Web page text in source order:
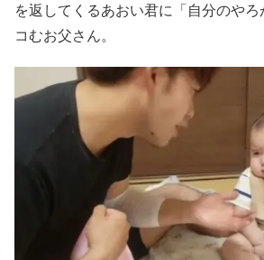
を返してくるあおい君に「自分のやろ
コむお父さん。